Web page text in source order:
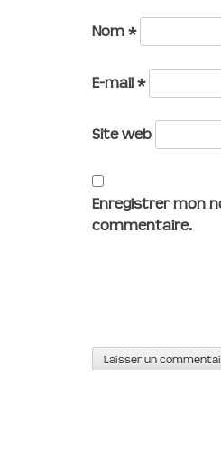
Nom *
E-mail *
Site web
Enregistrer mon
commentaire.